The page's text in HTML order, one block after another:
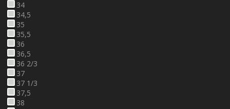
34
34,5
35
35,5
36
36,5
36 2/3
37
37 1/3
37,5
38